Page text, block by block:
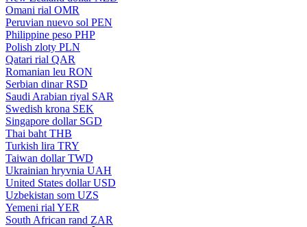
Omani rial OMR
Peruvian nuevo sol PEN
Philippine peso PHP
Polish zloty PLN
Qatari rial QAR
Romanian leu RON
Serbian dinar RSD
Saudi Arabian riyal SAR
Swedish krona SEK
Singapore dollar SGD
Thai baht THB
Turkish lira TRY
Taiwan dollar TWD
Ukrainian hryvnia UAH
United States dollar USD
Uzbekistan som UZS
Yemeni rial YER
South African rand ZAR